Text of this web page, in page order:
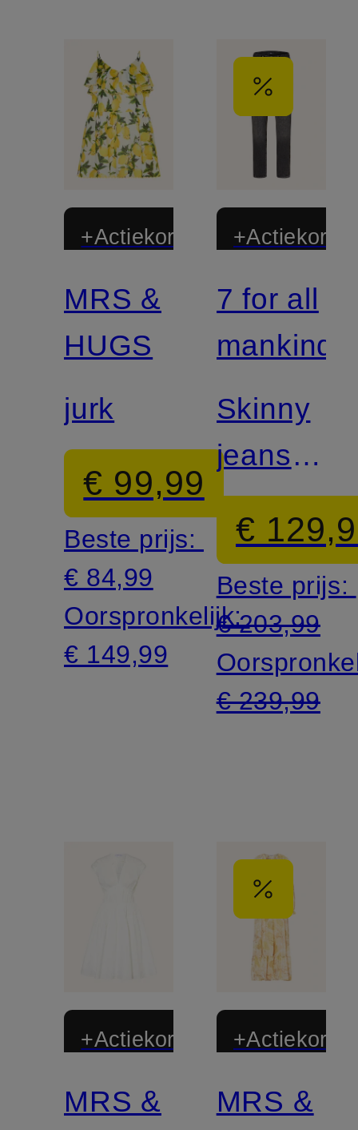
+Actiekorting
MRS &
HUGS
jurk
€ 99,99
Beste prijs:
€ 84,99
Oorspronkelijk:
€ 149,99
7 for all
mankind
Skinny
jeans
€
Beste prijs:
€ 203,99
€ 239,99
+Actiekorting
Gecertificeerd
MRS &
MRS &